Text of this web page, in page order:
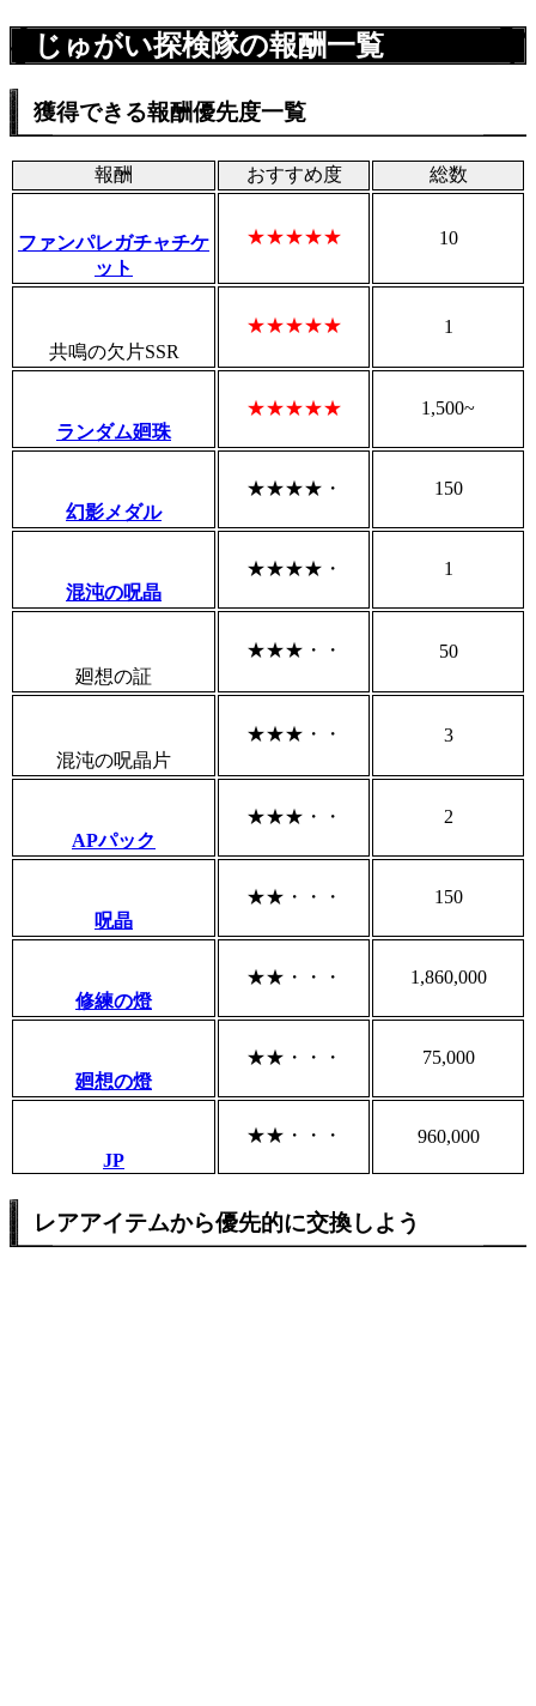
じゅがい探検隊の報酬一覧
獲得できる報酬優先度一覧
報酬 おすすめ度 総数
ファンパレガチャチケ
ット
★★★★★ 10
共鳴の欠片SSR
★★★★★ 1
ランダム廻珠
★★★★★ 1,500~
幻影メダル
★★★★・ 150
混沌の呪晶
★★★★・ 1
廻想の証
★★★・・ 50
混沌の呪晶片
★★★・・ 3
APパック
★★★・・ 2
呪晶
★★・・・ 150
修練の燈
★★・・・ 1,860,000
廻想の燈
★★・・・ 75,000
JP
★★・・・ 960,000
レアアイテムから優先的に交換しよう